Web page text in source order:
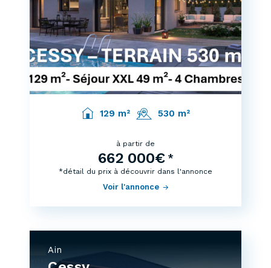
129 m² 530 m²
à partir de
662 000€ *
Voir l'annonce
*détail du prix à découvrir dans l'annonce
Ain